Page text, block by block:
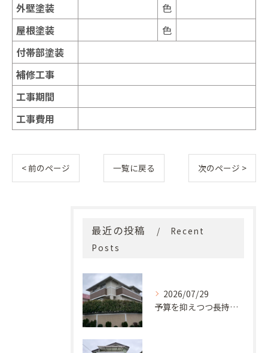
外壁塗装
色
屋根塗装
色
付帯部塗装
補修工事
工事期間
工事費用
< 前のページ 一覧に戻る 次のページ >
最近の投稿
Recent
Posts
2026/07/29
予算を抑えつつ長持ち！築33年モルタル外壁と屋根の塗り替え